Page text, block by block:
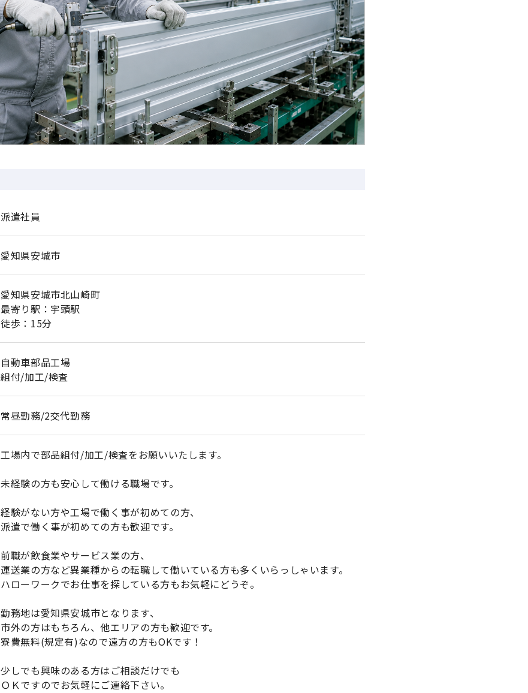
派遣社員
愛知県安城市
愛知県安城市北山崎町
最寄り駅：宇頭駅
徒歩：15分
自動車部品工場
組付/加工/検査
常昼勤務/2交代勤務
工場内で部品組付/加工/検査をお願いいたします。
未経験の方も安心して働ける職場です。
経験がない方や工場で働く事が初めての方、
派遣で働く事が初めての方も歓迎です。
前職が飲食業やサービス業の方、
運送業の方など異業種からの転職して働いている方も多くいらっしゃいます。
ハローワークでお仕事を探している方もお気軽にどうぞ。
勤務地は愛知県安城市となります、
市外の方はもちろん、他エリアの方も歓迎です。
寮費無料(規定有)なので遠方の方もOKです！
少しでも興味のある方はご相談だけでも
ＯＫですのでお気軽にご連絡下さい。